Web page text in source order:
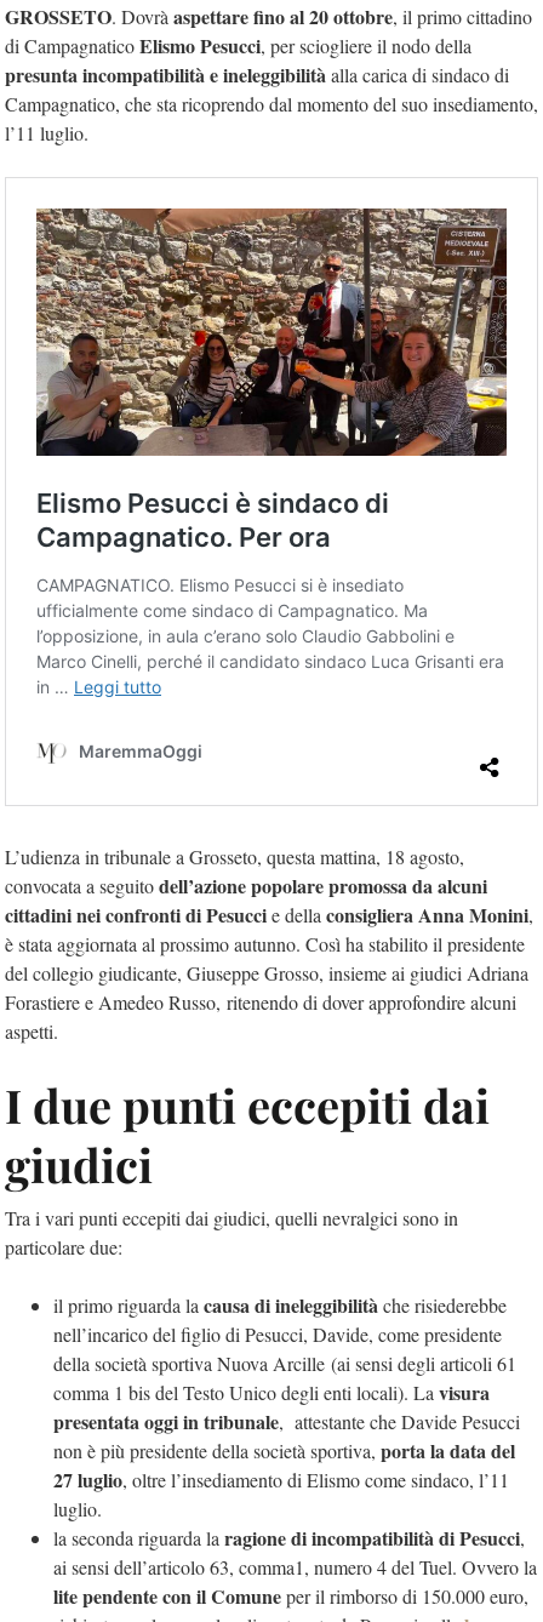
GROSSETO. Dovrà aspettare fino al 20 ottobre, il primo cittadino
di CampagnaticoElismo Pesucci, per sciogliere il nodo della
presunta incompatibilità e ineleggibilitàalla carica di sindaco di
Campagnatico, che sta ricoprendo dal momento del suo insediamento,
l’11 luglio.
L’udienza in tribunale a Grosseto, questa mattina, 18 agosto,
convocata a seguitodell’azione popolare promossa da alcuni
cittadini nei confronti di Pesuccie della consigliera Anna Monini,
è stata aggiornata al prossimo autunno. Così ha stabilito il presidente
del collegio giudicante, Giuseppe Grosso, insieme ai giudici Adriana
Forastiere e Amedeo Russo, ritenendo di dover approfondire alcuni
aspetti.
I due punti eccepiti dai
giudici
Tra i vari punti eccepiti dai giudici, quelli nevralgici sono in
particolare due:
il primo riguarda la causa di ineleggibilitàche risiederebbe
nell’incarico del figlio di Pesucci, Davide, come presidente
della società sportiva Nuova Arcille (ai sensi degli articoli 61
comma 1 bis del Testo Unico degli enti locali). La visura
presentata oggi in tribunale, attestante che Davide Pesucci
non è più presidente della società sportiva, porta la data del
27 luglio, oltre l’insediamento di Elismo come sindaco, l’11
luglio.
la seconda riguarda la ragione di incompatibilità di Pesucci,
ai sensi dell’articolo 63, comma1, numero 4 del Tuel. Ovvero la
lite pendente con il Comuneper il rimborso di 150.000 euro,